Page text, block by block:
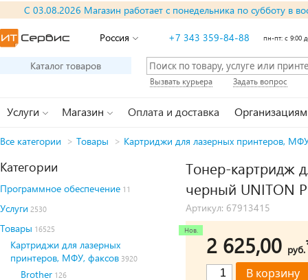
С 03.08.2026 Магазин работает с понедельника по субботу в
Россия +7 343 359-84-88 пн-пт: с 9:00
Каталог товаров
Вызвать курьера Задать вопрос
Услуги Магазин Оплата и доставка Организациям
Все категории > Товары > Картриджи для лазерных принтеров,
Категории
Программное обеспечение 11
Услуги 2530
Товары 16525
Картриджи для лазерных
принтеров, МФУ, факсов 3920
Brother 126
Тонер-картридж
черный UNITON
Артикул: 67913415
2 625,00 руб.